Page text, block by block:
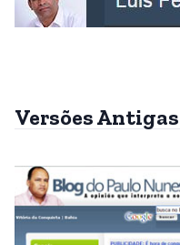
Versões Antigas